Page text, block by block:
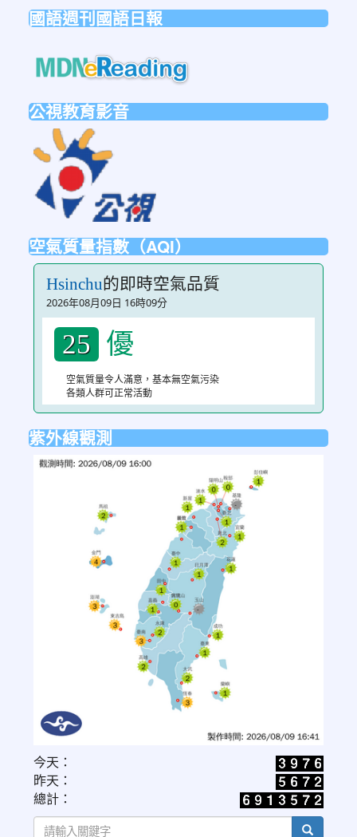
https://forms.gle/sb6qss7apF2uRjVc7
國語週刊國語日報
公視教育影音
空氣質量指數（AQI）
Hsinchu的即時空氣品質
2026年08月09日 16時09分
25 優
空氣質量令人滿意，基本無空氣污染
各類人群可正常活動
紫外線觀測
link
to
https://www.cwa.gov.tw/V8/C/W/OBS_UVI.html
今天：
昨天：
總計：
search